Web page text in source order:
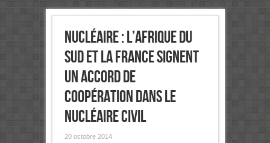
Nucléaire : L’Afrique du
Sud et la France signent
un accord de
coopération dans le
nucléaire civil
20 octobre 2014